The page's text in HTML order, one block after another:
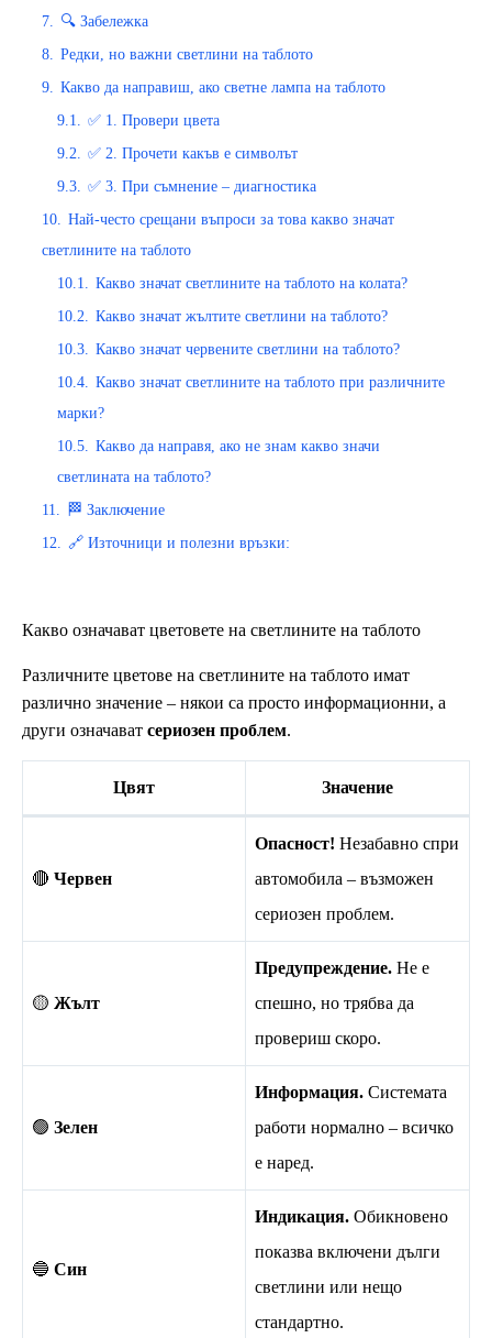
7.
🔍 Забележка
8.
Редки, но важни светлини на таблото
9.
Какво да направиш, ако светне лампа на таблото
9.1.
✅ 1. Провери цвета
9.2.
✅ 2. Прочети какъв е символът
9.3.
✅ 3. При съмнение – диагностика
10.
Най-често срещани въпроси за това какво значат
светлините на таблото
10.1.
Какво значат светлините на таблото на колата?
10.2.
Какво значат жълтите светлини на таблото?
10.3.
Какво значат червените светлини на таблото?
10.4.
Какво значат светлините на таблото при различните
марки?
10.5.
Какво да направя, ако не знам какво значи
светлината на таблото?
11.
🏁 Заключение
12.
🔗 Източници и полезни връзки:
Какво означават цветовете на светлините на таблото
Различните цветове на светлините на таблото имат
различно значение – някои са просто информационни, а
други означават сериозен проблем.
Цвят Значение
🔴 Червен
Опасност! Незабавно спри
автомобила – възможен
сериозен проблем.
🟡 Жълт
Предупреждение. Не е
спешно, но трябва да
провериш скоро.
🟢 Зелен
Информация. Системата
работи нормално – всичко
е наред.
🔵 Син
Индикация. Обикновено
показва включени дълги
светлини или нещо
стандартно.